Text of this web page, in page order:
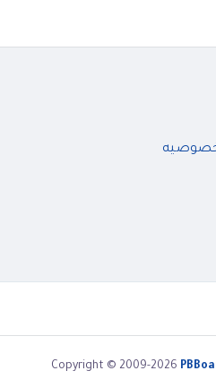
Copyright © 2009-2026